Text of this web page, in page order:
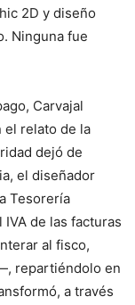
2D y diseño
Ninguna fue
Carvajal
el relato de la
dejó de
el diseñador
Tesorería
de las facturas
al fisco,
repartiéndolo en
a través